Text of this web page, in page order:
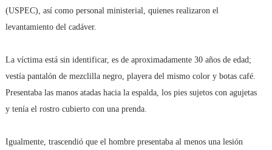
(USPEC), así como personal ministerial, quienes realizaron el
levantamiento del cadáver.
La víctima está sin identificar, es de aproximadamente 30 años de edad;
vestía pantalón de mezclilla negro, playera del mismo color y botas café.
Presentaba las manos atadas hacia la espalda, los pies sujetos con agujetas
y tenía el rostro cubierto con una prenda.
Igualmente, trascendió que el hombre presentaba al menos una lesión